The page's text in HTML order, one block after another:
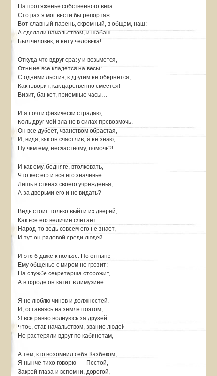
На протяженье собственного века
Сто раз я мог вести бы репортаж:
Вот славный парень, скромный, в общем, наш:
А сделали начальством, и шабаш —
Был человек, и нету человека!
Откуда что вдруг сразу и возьмется,
Отныне все кладется на весы:
С одними льстив, к другим не обернется,
Как говорит, как царственно смеется!
Визит, банкет, приемные часы…
И я почти физически страдаю,
Коль друг мой зла не в силах превозмочь.
Он все дубеет, чванством обрастая,
И, видя, как он счастлив, я не знаю,
Ну чем ему, несчастному, помочь?!
И как ему, бедняге, втолковать,
Что вес его и все его значенье
Лишь в стенах своего учрежденья,
А за дверьми его и не видать?
Ведь стоит только выйти из дверей,
Как все его величие слетает.
Народ-то ведь совсем его не знает,
И тут он рядовой среди людей.
И это б даже к пользе. Но отныне
Ему общенье с миром не грозит:
На службе секретарша сторожит,
А в городе он катит в лимузине.
Я не люблю чинов и должностей.
И, оставаясь на земле поэтом,
Я все равно волнуюсь за друзей,
Чтоб, став начальством, звание людей
Не растеряли вдруг по кабинетам,
А тем, кто возомнил себя Казбеком,
Я нынче тихо говорю: — Постой,
Закрой глаза и вспомни, дорогой,